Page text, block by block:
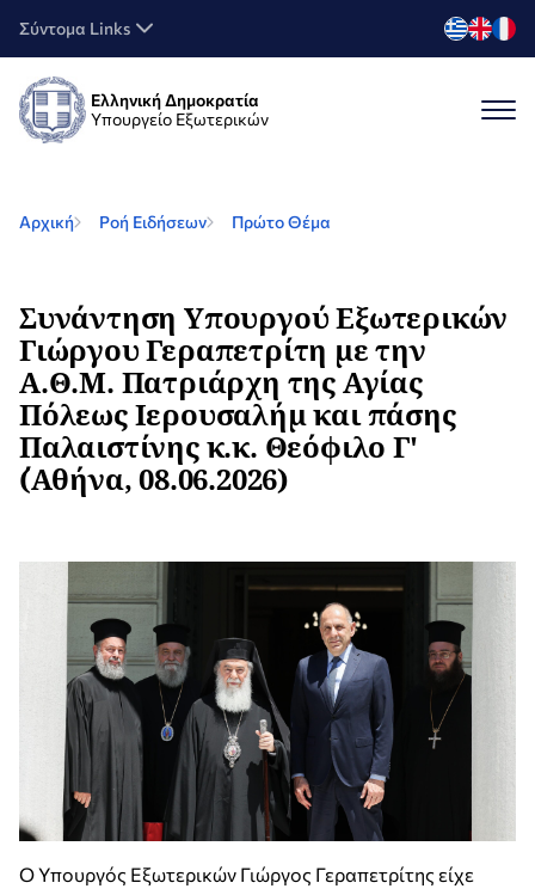
Σύντομα Links
Ελληνική Δημοκρατία
Υπουργείο Εξωτερικών
Αρχική Ροή Ειδήσεων Πρώτο Θέμα
Συνάντηση Υπουργού Εξωτερικών
Γιώργου Γεραπετρίτη με την
Α.Θ.Μ. Πατριάρχη της Αγίας
Πόλεως Ιερουσαλήμ και πάσης
Παλαιστίνης κ.κ. Θεόφιλο Γ'
΄(Αθήνα, 08.06.2026)
Ο Υπουργός Εξωτερικών Γιώργος Γεραπετρίτης είχε